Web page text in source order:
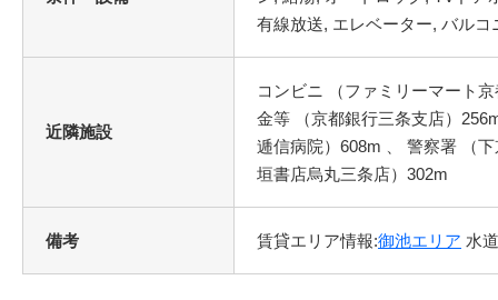
近隣施設
コンビニ （ファミリーマート
金等 （京都銀行三条支店）
逓信病院）608m 、 警察署 （
垣書店烏丸三条店）302m
備考 賃貸エリア情報:御池エリア 水